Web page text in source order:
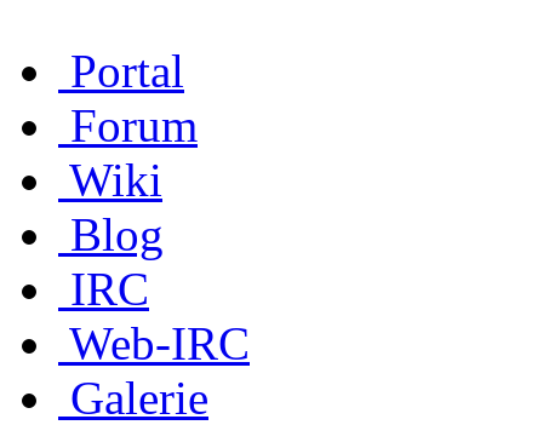
Portal
Forum
Wiki
Blog
IRC
Web-IRC
Galerie